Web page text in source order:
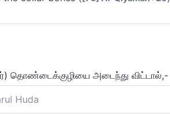
தொண்டைக்குழியை அடைந்து விட்டால்,-
Huda